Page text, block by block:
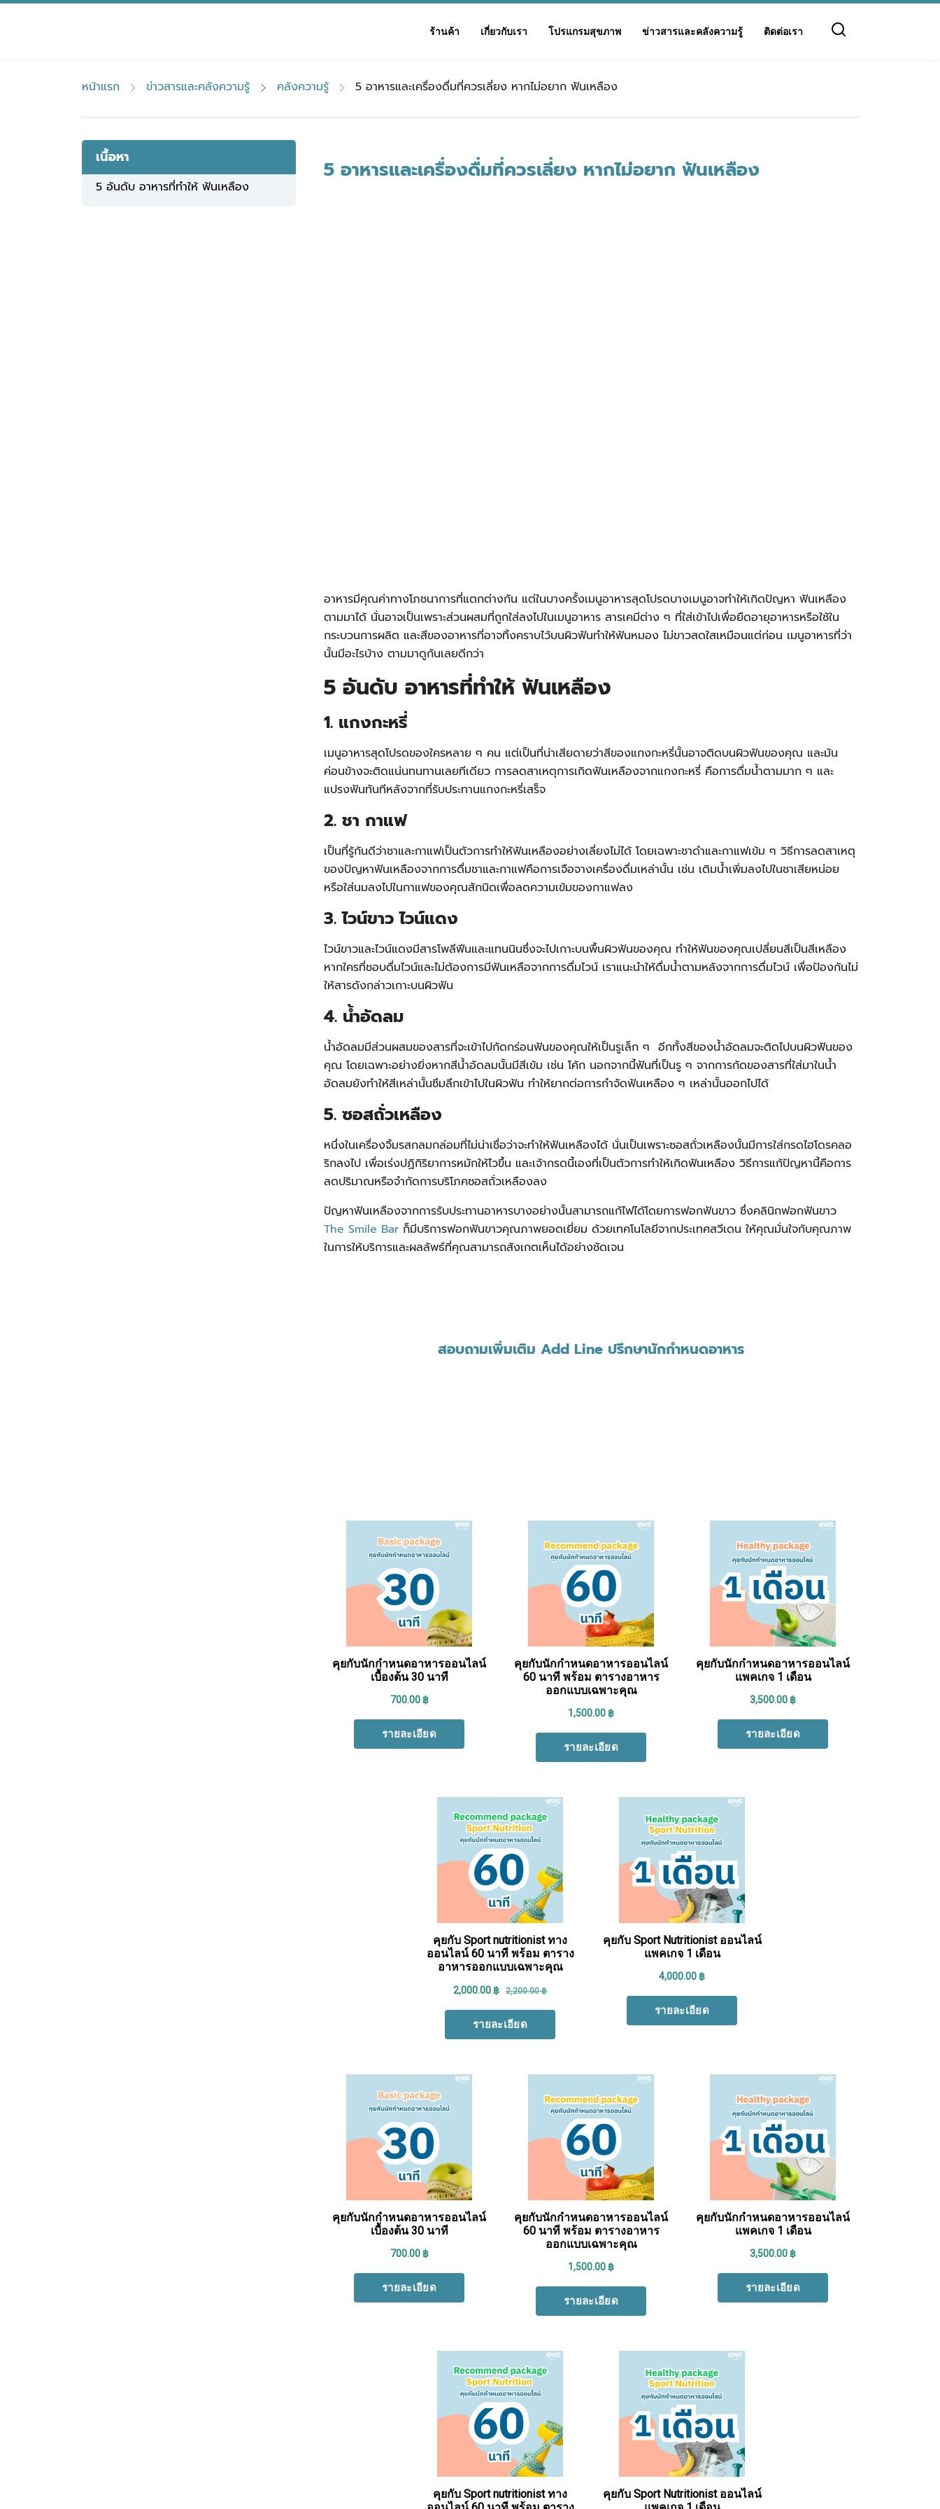
S
ร้านค้า เกี่ยวกับเรา โปรแกรมสุขภาพ ข่าวสารและคลังความรู้ ติดต่อเรา
หน้าแรก ข่าวสารและคลังความรู้ คลังความรู้ 5 อาหารและเครื่องดื่มที่ควรเลี่ยง หากไม่อยาก ฟันเหลือง
เนื้อหา
5 อันดับ อาหารที่ทำให้ ฟันเหลือง
5 อาหารและเครื่องดื่มที่ควรเลี่ยง หากไม่อยาก ฟันเหลือง
อาหารมีคุณค่าทางโภชนาการที่แตกต่างกัน แต่ในบางครั้งเมนูอาหารสุดโปรดบางเมนูอาจทำให้เกิดปัญหา ฟันเหลือง
ตามมาได้ นั่นอาจเป็นเพราะส่วนผสมที่ถูกใส่ลงไปในเมนูอาหาร สารเคมีต่าง ๆ ที่ใส่เข้าไปเพื่อยืดอายุอาหารหรือใช้ใน
กระบวนการผลิต และสีของอาหารที่อาจทิ้งคราบไว้บนผิวฟันทำให้ฟันหมอง ไม่ขาวสดใสเหมือนแต่ก่อน เมนูอาหารที่ว่า
นั้นมีอะไรบ้าง ตามมาดูกันเลยดีกว่า
5 อันดับ อาหารที่ทำให้ ฟันเหลือง
1. แกงกะหรี่
เมนูอาหารสุดโปรดของใครหลาย ๆ คน แต่เป็นที่น่าเสียดายว่าสีของแกงกะหรี่นั้นอาจติดบนผิวฟันของคุณ และมัน
ค่อนข้างจะติดแน่นทนทานเลยทีเดียว การลดสาเหตุการเกิดฟันเหลืองจากแกงกะหรี่ คือการดื่มน้ำตามมาก ๆ และ
แปรงฟันทันทีหลังจากที่รับประทานแกงกะหรี่เสร็จ
2. ชา กาแฟ
เป็นที่รู้กันดีว่าชาและกาแฟเป็นตัวการทำให้ฟันเหลืองอย่างเลี่ยงไม่ได้ โดยเฉพาะชาดำและกาแฟเข้ม ๆ วิธีการลดสาเหตุ
ของปัญหาฟันเหลืองจากการดื่มชาและกาแฟคือการเจือจางเครื่องดื่มเหล่านั้น เช่น เติมน้ำเพิ่มลงไปในชาเสียหน่อย
หรือใส่นมลงไปในกาแฟของคุณสักนิดเพื่อลดความเข้มของกาแฟลง
3. ไวน์ขาว ไวน์แดง
ไวน์ขาวและไวน์แดงมีสารโพลีฟีนและแทนนินซึ่งจะไปเกาะบนพื้นผิวฟันของคุณ ทำให้ฟันของคุณเปลี่ยนสีเป็นสีเหลือง
หากใครที่ชอบดื่มไวน์และไม่ต้องการมีฟันเหลือจากการดื่มไวน์ เราแนะนำให้ดื่มน้ำตามหลังจากการดื่มไวน์ เพื่อป้องกันไม่
ให้สารดังกล่าวเกาะบนผิวฟัน
4. น้ำอัดลม
น้ำอัดลมมีส่วนผสมของสารที่จะเข้าไปกัดกร่อนฟันของคุณให้เป็นรูเล็ก ๆ อีกทั้งสีของน้ำอัดลมจะติดไปบนผิวฟันของ
คุณ โดยเฉพาะอย่างยิ่งหากสีน้ำอัดลมนั้นมีสีเข้ม เช่น โค้ก นอกจากนี้ฟันที่เป็นรู ๆ จากการกัดของสารที่ใส่มาในน้ำ
อัดลมยังทำให้สีเหล่านั้นซึมลึกเข้าไปในผิวฟัน ทำให้ยากต่อการกำจัดฟันเหลือง ๆ เหล่านั้นออกไปได้
5. ซอสถั่วเหลือง
หนึ่งในเครื่องจิ้มรสกลมกล่อมที่ไม่น่าเชื่อว่าจะทำให้ฟันเหลืองได้ นั่นเป็นเพราะซอสถั่วเหลืองนั้นมีการใส่กรดไฮโดรคลอ
ริกลงไป เพื่อเร่งปฏิกิริยาการหมักให้ไวขึ้น และเจ้ากรดนี้เองที่เป็นตัวการทำให้เกิดฟันเหลือง วิธีการแก้ปัญหานี้คือการ
ลดปริมาณหรือจำกัดการบริโภคซอสถั่วเหลืองลง
ปัญหาฟันเหลืองจากการรับประทานอาหารบางอย่างนั้นสามารถแก้ไฟได้โดยการฟอกฟันขาว ซึ่งคลินิกฟอกฟันขาว
The Smile Barก็มีบริการฟอกฟันขาวคุณภาพยอดเยี่ยม ด้วยเทคโนโลยีจากประเทศสวีเดน ให้คุณมั่นใจกับคุณภาพ
ในการให้บริการและผลลัพธ์ที่คุณสามารถสังเกตเห็นได้อย่างชัดเจน
สอบถามเพิ่มเติม Add Line ปรึกษานักกำหนดอาหาร